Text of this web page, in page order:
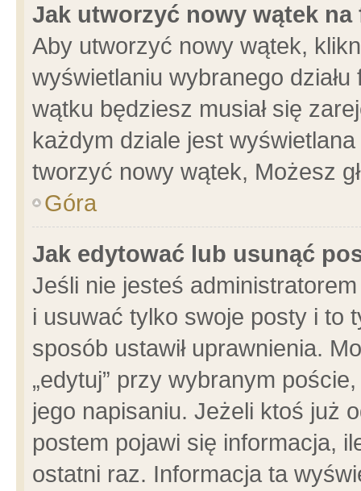
Jak utworzyć nowy wątek na
Aby utworzyć nowy wątek,
wyświetlaniu wybranego
wątku będziesz musiał się
każdym dziale jest
tworzyć nowy wątek, Możesz
Góra
Jak edytować lub usunąć
Jeśli nie jesteś
i usuwać tylko swoje posty i to
sposób ustawił uprawnienia.
„edytuj” przy wybranym
jego napisaniu. Jeżeli ktoś już
postem pojawi się informacja,
ostatni raz. Informacja ta